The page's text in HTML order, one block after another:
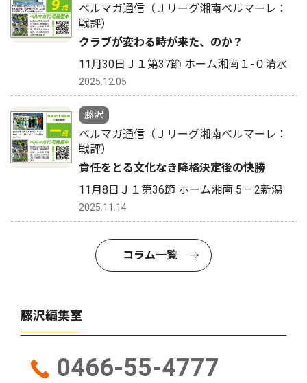
ベルマガ通信（Ｊリーグ湘南ベルマーレ：
戦評）
クラブが変わる時が来た、のか？
11月30日Ｊ１第37節 ホーム湘南１-０清水
2025.12.05
藤沢
ベルマガ通信（Ｊリーグ湘南ベルマーレ：
戦評）
責任をとる文化なき降格決定後の快勝
11月8日Ｊ１第36節 ホーム湘南 5 – 2新潟
2025.11.14
コラム一覧
藤沢編集室
0466-55-4777